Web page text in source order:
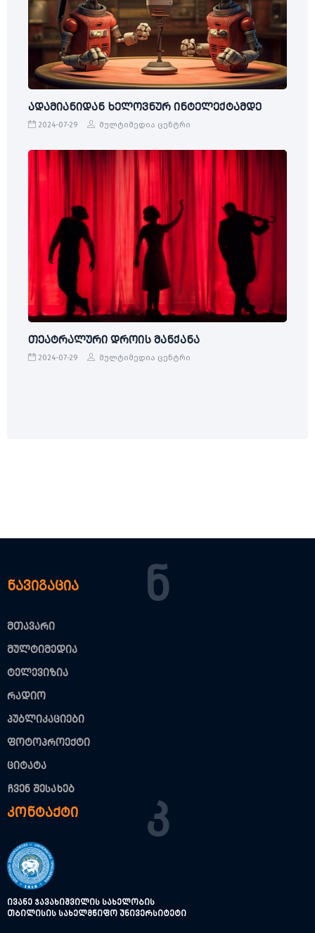
ადამიანიდან ხელოვნურ ინტელექტამდე
2024-07-29 მულტიმედია ცენტრი
თეატრალური დროის მანქანა
2024-07-29 მულტიმედია ცენტრი
ნავიგაცია Ნ
მთავარი
მულტიმედია
ტელევიზია
რადიო
პუბლიკაციები
ფოტოპროექტი
ციტატა
ჩვენ შესახებ
კონტაქტი Კ
ივანე ჯავახიშვილის სახელობის
თბილისის სახელმწიფო უნივერსიტეტი